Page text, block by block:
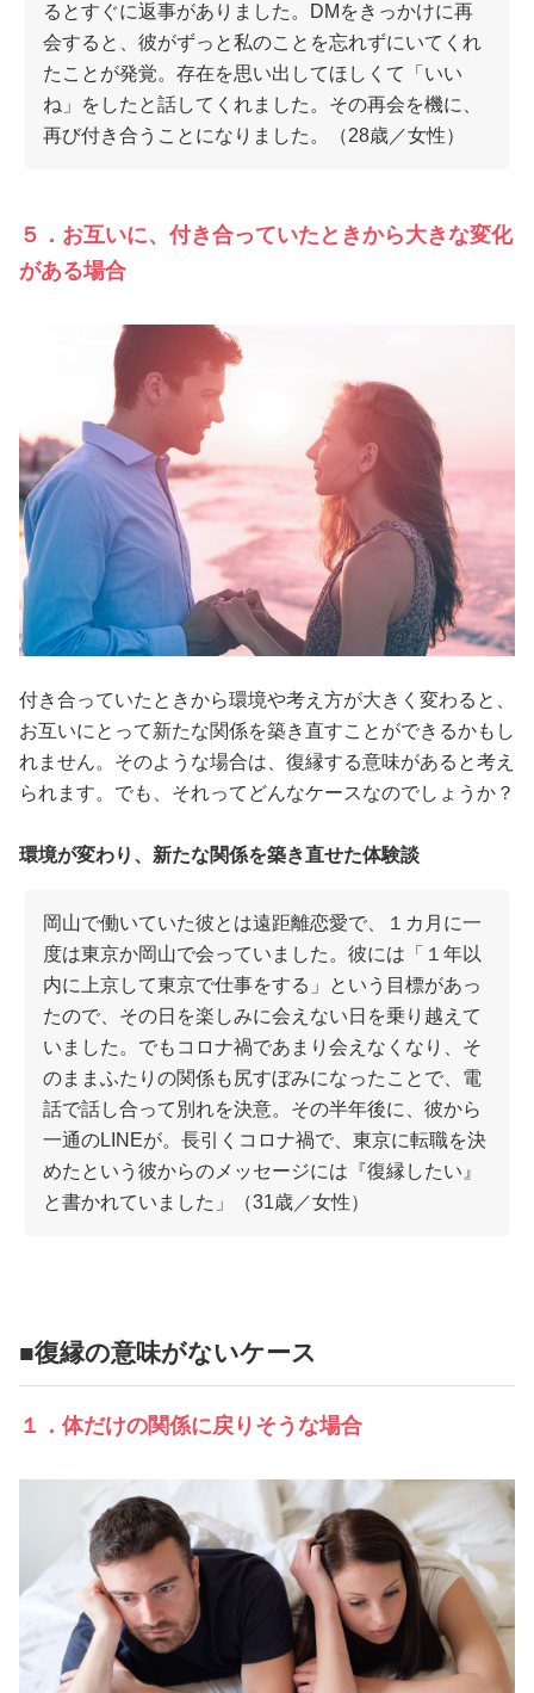
るとすぐに返事がありました。DMをきっかけに再
会すると、彼がずっと私のことを忘れずにいてくれ
たことが発覚。存在を思い出してほしくて「いい
ね」をしたと話してくれました。その再会を機に、
再び付き合うことになりました。（28歳／女性）
５．お互いに、付き合っていたときから大きな変化
がある場合
付き合っていたときから環境や考え方が大きく変わると、
お互いにとって新たな関係を築き直すことができるかもし
れません。そのような場合は、復縁する意味があると考え
られます。でも、それってどんなケースなのでしょうか？
環境が変わり、新たな関係を築き直せた体験談
岡山で働いていた彼とは遠距離恋愛で、１カ月に一
度は東京か岡山で会っていました。彼には「１年以
内に上京して東京で仕事をする」という目標があっ
たので、その日を楽しみに会えない日を乗り越えて
いました。でもコロナ禍であまり会えなくなり、そ
のままふたりの関係も尻すぼみになったことで、電
話で話し合って別れを決意。その半年後に、彼から
一通のLINEが。長引くコロナ禍で、東京に転職を決
めたという彼からのメッセージには『復縁したい』
と書かれていました」（31歳／女性）
■復縁の意味がないケース
１．体だけの関係に戻りそうな場合